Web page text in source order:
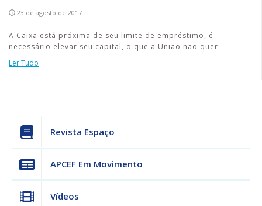
23 de agosto de 2017
A Caixa está próxima de seu limite de empréstimo, é
necessário elevar seu capital, o que a União não quer.
Ler Tudo
Revista Espaço
APCEF Em Movimento
Vídeos